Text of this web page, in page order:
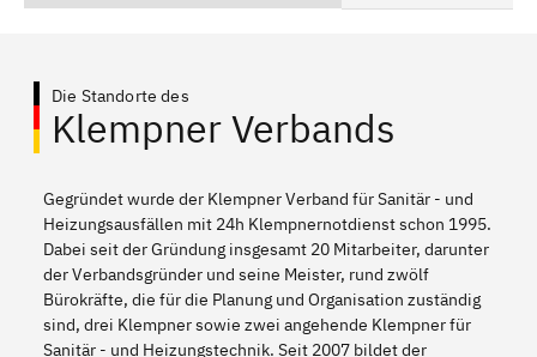
Die Standorte des
Klempner Verbands
Gegründet wurde der Klempner Verband für Sanitär - und
Heizungsausfällen mit 24h Klempnernotdienst schon 1995.
Dabei seit der Gründung insgesamt 20 Mitarbeiter, darunter
der Verbandsgründer und seine Meister, rund zwölf
Bürokräfte, die für die Planung und Organisation zuständig
sind, drei Klempner sowie zwei angehende Klempner für
Sanitär - und Heizungstechnik. Seit 2007 bildet der